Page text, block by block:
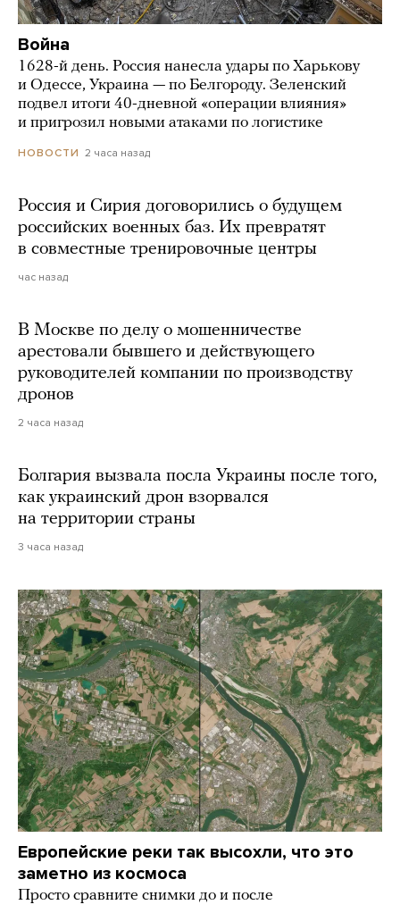
Война
1628-й день. Россия нанесла удары по Харькову
и Одессе, Украина — по Белгороду. Зеленский
подвел итоги 40-дневной «операции влияния»
и пригрозил новыми атаками по логистике
НОВОСТИ 2 часа назад
Россия и Сирия договорились о будущем
российских военных баз. Их превратят
в совместные тренировочные центры
час назад
В Москве по делу о мошенничестве
арестовали бывшего и действующего
руководителей компании по производству
дронов
2 часа назад
Болгария вызвала посла Украины после того,
как украинский дрон взорвался
на территории страны
3 часа назад
Европейские реки так высохли, что это
заметно из космоса
Просто сравните снимки до и после